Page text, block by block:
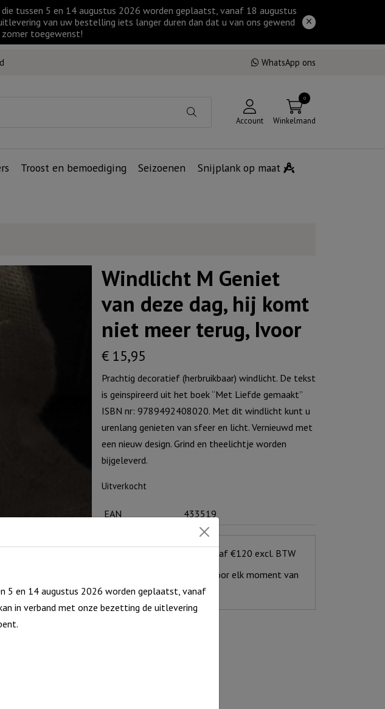
tussen 5 en 14 augustus 2026 worden geplaatst, vanaf 18 augustus
van uw bestelling iets langer duren dan dat u van ons gewend
zomer toegewenst!
WhatsApp ons
Account
0
Winkelmand
Troost en bemoediging Seizoenen Snijplank op maat
Windlicht M Geniet
van deze dag, hij komt
niet meer terug, Ivoor
€15,95
Prachtig decoratief (herbruikbaar) windlicht. De tekst
is geinspireerd uit het boek “Met Liefde gemaakt”
ISBN nr: 9789492408020. Met dit windlicht kunt u
urenlang genieten van sfeer en licht. Vernieuwd met
een nieuw design. Grind en theelichtje worden
bijgeleverd.
Uitverkocht
EAN 433519
Gratis verzending vanaf €120 excl. BTW
Inspirerend aanbod voor elk moment van
het jaar
5 en 14 augustus 2026 worden geplaatst, vanaf
in verband met onze bezetting de uitlevering